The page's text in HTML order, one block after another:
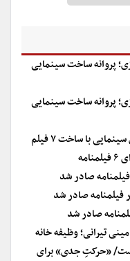
پروانه ساخت سینمایی
پروانه ساخت سینمایی
با ساخت ۷ فیلم‌
صادر شد
فیلمنامه صادر شد
تیرانی؛ وظیفه خانه
«حرکتِ جدی» برای